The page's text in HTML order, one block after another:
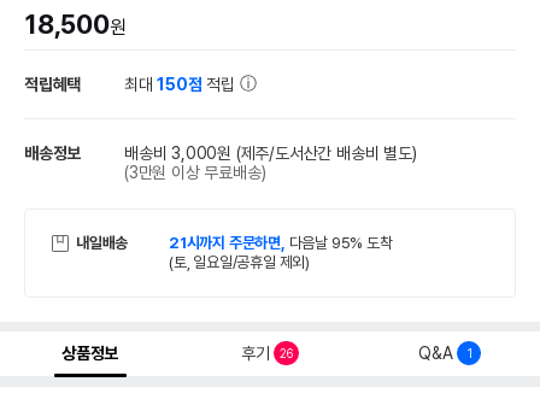
18,500원
적립혜택 최대150점 적립
배송정보 배송비 3,000원 (제주/도서산간 배송비 별도)
(3만원 이상 무료배송)
내일배송 21시까지 주문하면, 다음날 95% 도착
(토, 일요일/공휴일 제외)
상품정보 후기 26 Q&A 1